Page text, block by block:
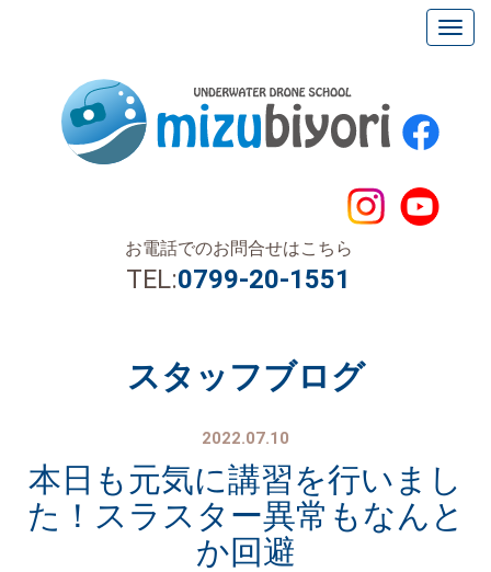
お電話でのお問合せはこちら
TEL:0799-20-1551
スタッフブログ
2022.07.10
本日も元気に講習を行いまし
た！スラスター異常もなんと
か回避